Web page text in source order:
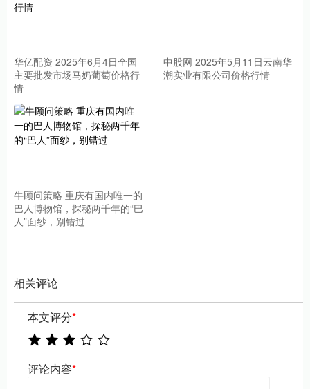
华亿配资 2025年6月4日全国
主要批发市场马奶葡萄价格行
情
中股网 2025年5月11日云南华
潮实业有限公司价格行情
牛顾问策略 重庆有国内唯一的
巴人博物馆，探秘两千年的“巴
人”面纱，别错过
相关评论
本文评分*
评论内容*